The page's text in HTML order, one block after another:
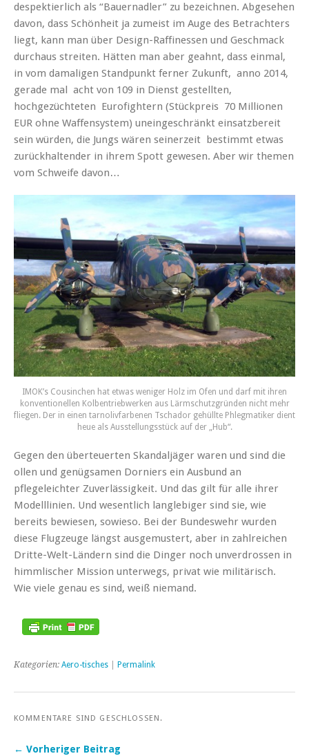
despektierlich als “Bauernadler” zu bezeichnen. Abgesehen
davon, dass Schönheit ja zumeist im Auge des Betrachters
liegt, kann man über Design-Raffinessen und Geschmack
durchaus streiten. Hätten man aber geahnt, dass einmal,
in vom damaligen Standpunkt ferner Zukunft, anno 2014,
gerade mal acht von 109 in Dienst gestellten,
hochgezüchteten Eurofightern (Stückpreis 70 Millionen
EUR ohne Waffensystem) uneingeschränkt einsatzbereit
sein würden, die Jungs wären seinerzeit bestimmt etwas
zurückhaltender in ihrem Spott gewesen. Aber wir themen
vom Schweife davon…
IMOK’s Cousinchen hat etwas weniger Holz im Ofen und darf mit ihren
konventionellen Kolbentriebwerken aus Lärmschutzgründen nicht mehr
fliegen. Der in einen tarnolivfarbenen Tschador gehüllte Phlegmatiker dient
heue als Ausstellungsstück auf der „Hub“.
Gegen den überteuerten Skandaljäger waren und sind die
ollen und genügsamen Dorniers ein Ausbund an
pflegeleichter Zuverlässigkeit. Und das gilt für alle ihrer
Modelllinien. Und wesentlich langlebiger sind sie, wie
bereits bewiesen, sowieso. Bei der Bundeswehr wurden
diese Flugzeuge längst ausgemustert, aber in zahlreichen
Dritte-Welt-Ländern sind die Dinger noch unverdrossen in
himmlischer Mission unterwegs, privat wie militärisch.
Wie viele genau es sind, weiß niemand.
Kategorien: Aero-tisches Permalink
KOMMENTARE SIND GESCHLOSSEN.
← Vorheriger Beitrag